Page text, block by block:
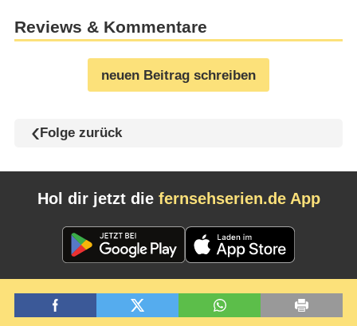
Reviews & Kommentare
neuen Beitrag schreiben
Folge zurück
Hol dir jetzt die fernsehserien.de App